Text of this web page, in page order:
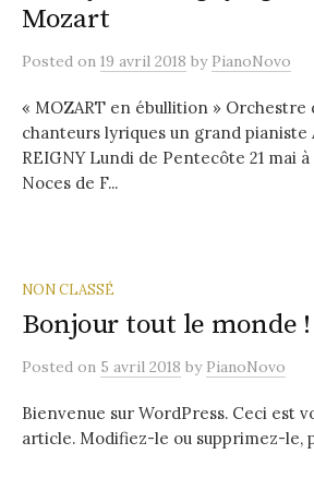
Mozart
Posted on 19 avril 2018 by PianoNovo
« MOZART en ébullition » Orchestre
chanteurs lyriques un grand pianiste
REIGNY Lundi de Pentecôte 21 mai à
Noces de F...
NON CLASSÉ
Bonjour tout le monde !
Posted on 5 avril 2018 by PianoNovo
Bienvenue sur WordPress. Ceci est
article. Modifiez-le ou supprimez-le,